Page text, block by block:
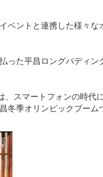
ベントと連携した様々
った平昌ロングパディ
スマートフォンの時代
冬季オリンピックブー